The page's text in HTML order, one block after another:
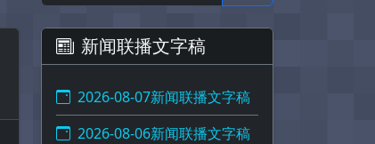
新闻联播文字稿
2026-08-07新闻联播文字稿
2026-08-06新闻联播文字稿